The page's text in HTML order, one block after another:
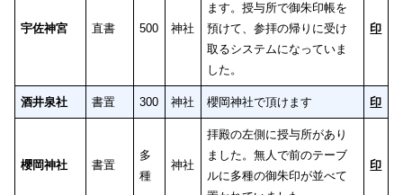
宇佐神宮 直書 500 神社
ます。授与所で御朱印帳を
預けて、参拝の帰りに受け
取るシステムになっていま
した。
印
酒井泉社 書置 300 神社 櫻岡神社で頂けます 印
櫻岡神社 書置
多
種
神社
拝殿の左側に授与所があり
ました。無人で前のテーブ
ルに多種の御朱印が並べて
印